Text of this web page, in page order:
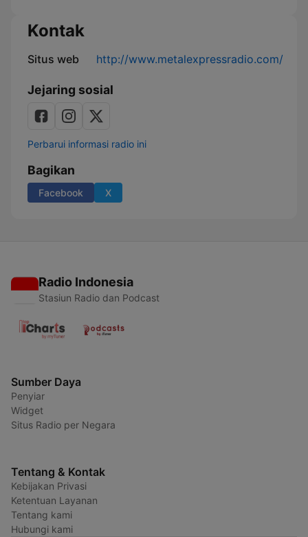
Kontak
Situs web http://www.metalexpressradio.com/
Jejaring sosial
Perbarui informasi radio ini
Bagikan
Facebook X
Radio Indonesia
Stasiun Radio dan Podcast
Sumber Daya
Penyiar
Widget
Situs Radio per Negara
Tentang & Kontak
Kebijakan Privasi
Ketentuan Layanan
Tentang kami
Hubungi kami